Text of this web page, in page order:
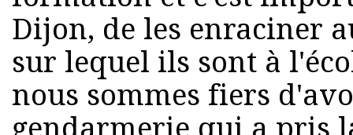
Dijon, de les enraciner
sur lequel ils sont à
nous sommes fiers
gendarmerie qui a pris